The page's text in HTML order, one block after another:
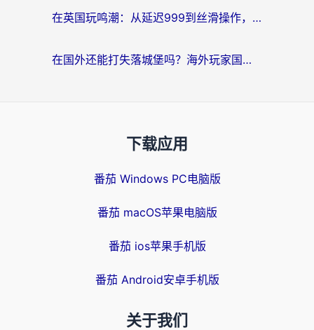
在英国玩鸣潮：从延迟999到丝滑操作，我是怎么做到的？
在国外还能打失落城堡吗？海外玩家国服游戏加速终极指南（附北美玩online加速器下载技巧）
下载应用
番茄 Windows PC电脑版
番茄 macOS苹果电脑版
番茄 ios苹果手机版
番茄 Android安卓手机版
关于我们